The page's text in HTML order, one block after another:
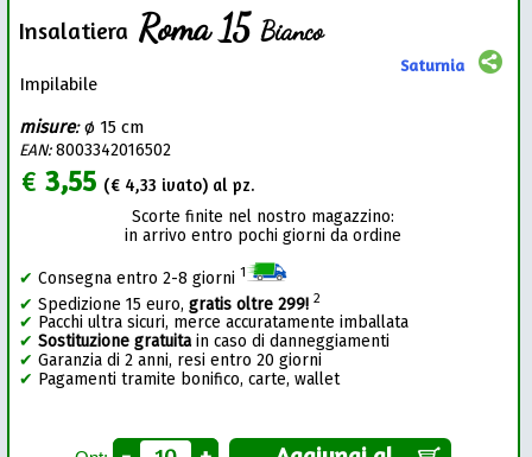
Insalatiera Roma 15Bianco
Saturnia
Impilabile
misure:ø 15 cm
EAN:8003342016502
€3,55 (€ 4,33 ivato) al pz.
Scorte finite nel nostro magazzino:
in arrivo entro pochi giorni da ordine
✔ Consegna entro 2-8 giorni 1
✔ Spedizione 15 euro,gratis oltre 299! 2
✔ Pacchi ultra sicuri, merce accuratamente imballata
✔ Sostituzione gratuitain caso di danneggiamenti
✔ Garanzia di 2 anni, resi entro 20 giorni
✔ Pagamenti tramite bonifico, carte, wallet